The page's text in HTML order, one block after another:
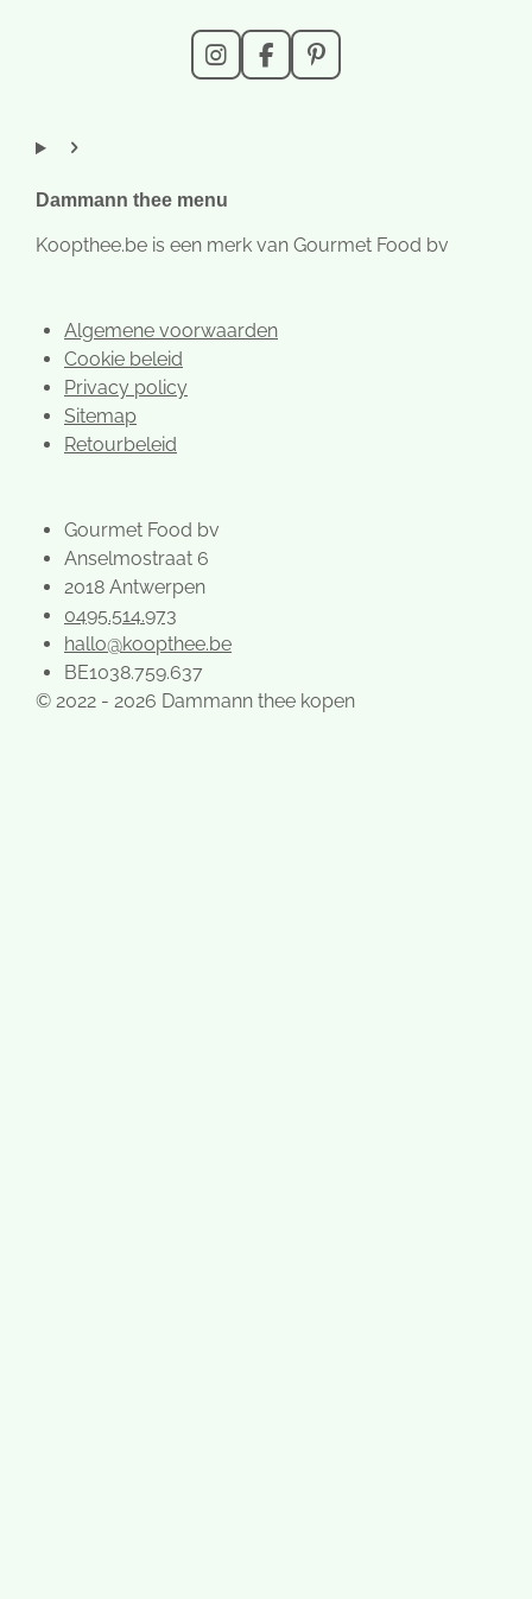
I
n
r
m
F
a
P
i
t
Dammann thee menu
Koopthee.be is een merk van Gourmet Food bv
Algemene voorwaarden
Cookie beleid
Privacy policy
Sitemap
Retourbeleid
Gourmet Food bv
Anselmostraat 6
2018 Antwerpen
0495.514.973
hallo@koopthee.be
BE1038.759.637
© 2022 - 2026 Dammann thee kopen